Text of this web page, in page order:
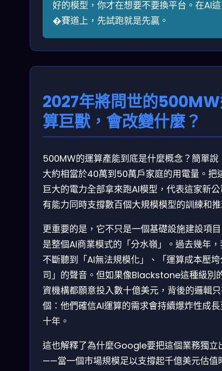
好的模型，你才在想要不要換平台。在AI這
�賽道上，先試跑就是先贏。
2027年將問世的
算巨獸，會改變什麼？
500MW的運算產能到底是什麼概念？簡單說
大約相當於40萬到50萬戶家庭的用電量。把
巨大的電力全部拿來跑AI模型，代表這家新
有能力同時支撐數百個大規模模型的訓練和
更重要的是，它不只是一個基礎設施建設項
是整個AI商業模式的「分水嶺」。過去幾年
不斷聽到「AI無法規模化」、「運算成本壓
司」的聲音。但如果像Blackstone這種級別
資機構都願意投入數十億美元，背後的邏輯
個：他們確信AI運算的需求會持續爆炸性成
十年。
這也解釋了為什麼Google要把這個業務獨立
——當一個市場規模足以支撐起千億美元估值